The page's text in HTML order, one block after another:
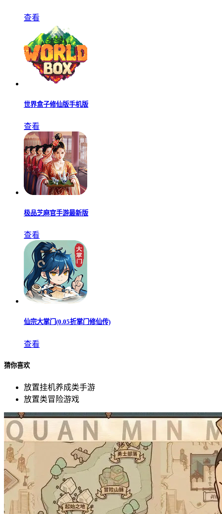
查看
世界盒子修仙版手机版
查看
极品芝麻官手游最新版
查看
仙宗大掌门(0.05折掌门修仙传)
查看
猜你喜欢
放置挂机养成类手游
放置类冒险游戏